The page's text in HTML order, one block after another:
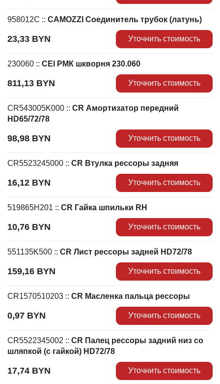
958012C :: CAMOZZI Соединитель трубок (латунь)
23,33 BYN Уточнить стоимость
230060 :: CEI РМК шкворня 230.060
811,13 BYN Уточнить стоимость
CR543005K000 :: CR Амортизатор передний
HD65/72/78
98,98 BYN Уточнить стоимость
CR5523245000 :: CR Втулка рессоры задняя
16,12 BYN Уточнить стоимость
519865H201 :: CR Гайка шпильки RH
10,76 BYN Уточнить стоимость
551135K500 :: CR Лист рессоры задней HD72/78
159,16 BYN Уточнить стоимость
CR1570510203 :: CR Масленка пальца рессоры
0,97 BYN Уточнить стоимость
CR5522345002 :: CR Палец рессоры задний низ со
шляпкой (с гайкой) HD72/78
17,74 BYN Уточнить стоимость